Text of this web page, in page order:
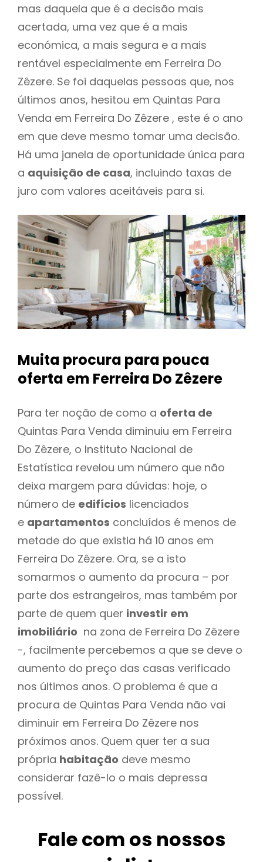
mas daquela que é a decisão mais
acertada, uma vez que é a mais
económica, a mais segura e a mais
rentável especialmente em Ferreira Do
Zêzere. Se foi daquelas pessoas que, nos
últimos anos, hesitou em Quintas Para
Venda em Ferreira Do Zêzere , este é o ano
em que deve mesmo tomar uma decisão.
Há uma janela de oportunidade única para
a aquisição de casa, incluindo taxas de
juro com valores aceitáveis para si.
Muita procura para pouca
oferta em Ferreira Do Zêzere
Para ter noção de como a oferta de
Quintas Para Venda diminuiu em Ferreira
Do Zêzere, o Instituto Nacional de
Estatística revelou um número que não
deixa margem para dúvidas: hoje, o
número de edifícios licenciados
e apartamentos concluídos é menos de
metade do que existia há 10 anos em
Ferreira Do Zêzere. Ora, se a isto
somarmos o aumento da procura – por
parte dos estrangeiros, mas também por
parte de quem quer investir em
imobiliário na zona de Ferreira Do Zêzere
-, facilmente percebemos a que se deve o
aumento do preço das casas verificado
nos últimos anos. O problema é que a
procura de Quintas Para Venda não vai
diminuir em Ferreira Do Zêzere nos
próximos anos. Quem quer ter a sua
própria habitação deve mesmo
considerar fazê-lo o mais depressa
possível.
Fale com os nossos